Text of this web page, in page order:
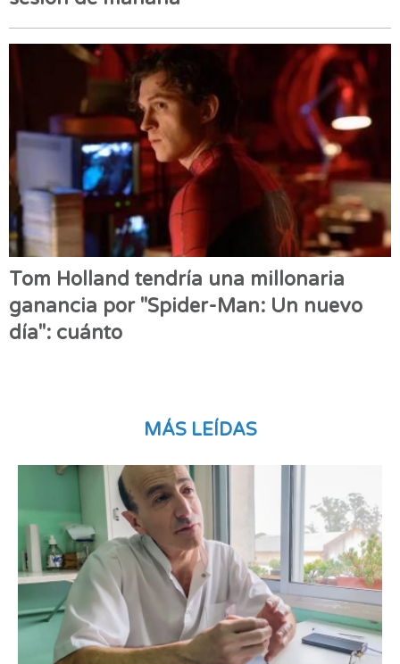
Tom Holland tendría una millonaria
ganancia por "Spider-Man: Un nuevo
día": cuánto
MÁS LEÍDAS